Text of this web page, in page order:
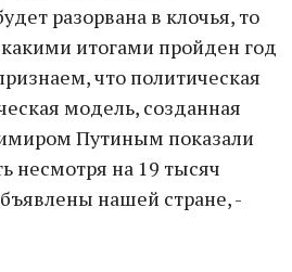
разорвана в клочья, то
итогами пройден год
что политическая
модель, созданная
Путиным показали
несмотря на 19 тысяч
нашей стране, -